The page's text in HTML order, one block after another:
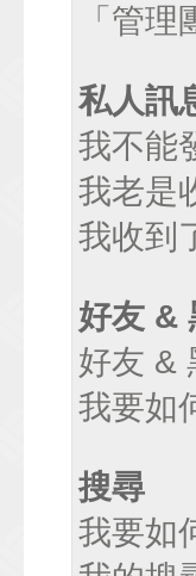
「管
私人訊
我不能
我老是
我收到
好友 &
好友 &
我要如
搜尋
我要如